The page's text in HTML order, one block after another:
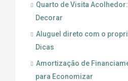
Quarto de Visita
Decorar
Aluguel direto com o
Dicas
Amortização de
para Economizar